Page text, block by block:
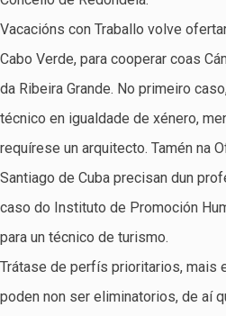
Vacacións con Traballo volve
Cabo Verde, para cooperar coas
da Ribeira Grande. No primeiro
técnico en igualdade de xénero,
requírese un arquitecto. Tamén na
Santiago de Cuba precisan dun
caso do Instituto de Promoción
para un técnico de turismo.
Trátase de perfís prioritarios, mais
poden non ser eliminatorios, de aí